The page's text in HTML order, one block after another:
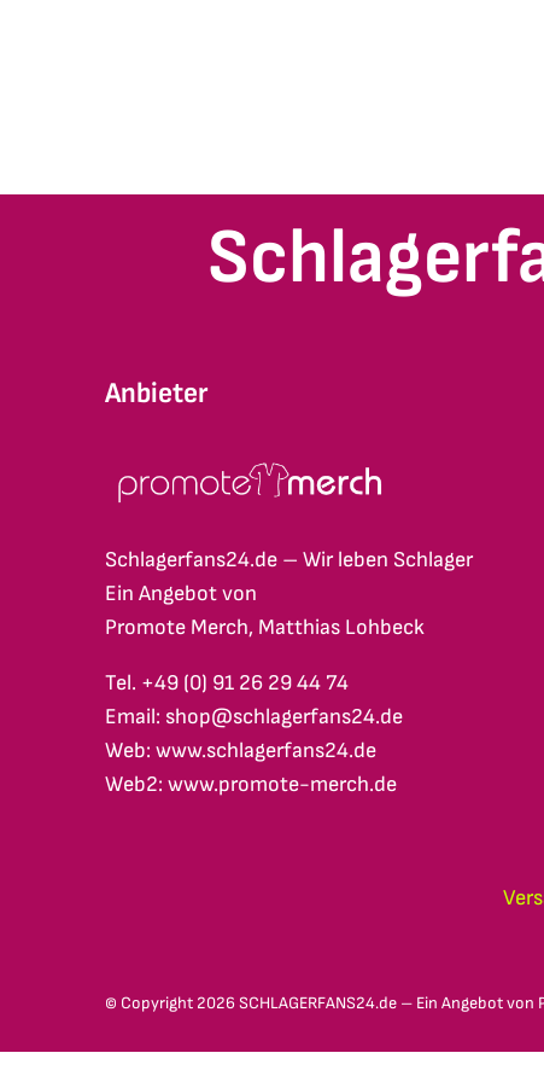
Anbieter
Schlagerfans24.de – Wir leben Schlager
Ein Angebot von
Promote Merch, Matthias Lohbeck
Tel. +49 (0) 91 26 29 44 74
Email: shop@schlagerfans24.de
Web: www.schlagerfans24.de
Web2: www.promote-merch.de
© Copyright 2026 SCHLAGERFANS24.de – Ein Angebot von